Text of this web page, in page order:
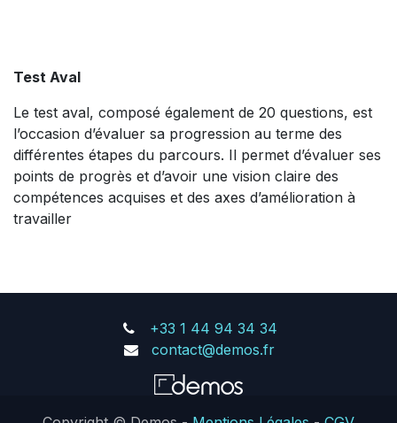
Test Aval
Le test aval, composé également de 20 questions, est
l’occasion d’évaluer sa progression au terme des
différentes étapes du parcours. Il permet d’évaluer ses
points de progrès et d’avoir une vision claire des
compétences acquises et des axes d’amélioration à
travailler
+33 1 44 94 34 34
contact@demos.fr